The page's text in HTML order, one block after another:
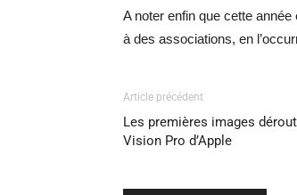
A noter enfin que cette
à des associations, en
Article précédent
Les premières images
Vision Pro d’Apple